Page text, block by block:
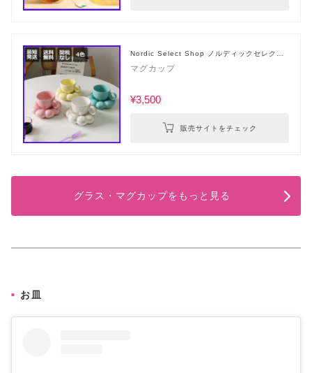
Nordic Select Shop ノルディックセレクト
ショップ
マグカップ
¥3,500
販売サイトをチェック
グラス・マグカップをもっと見る
お皿